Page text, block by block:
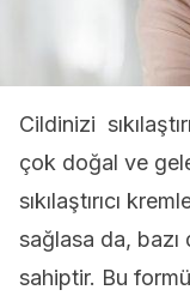
Cildinizi
çok doğal ve
sıkılaştırıcı
sağlasa da, bazı
sahiptir. Bu